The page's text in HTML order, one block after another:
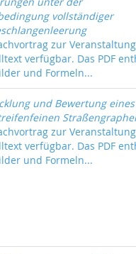
vollständiger
zur
verfügbar. Das PDF
und Formeln...
und Bewertung eines
zur
verfügbar. Das PDF
und Formeln...